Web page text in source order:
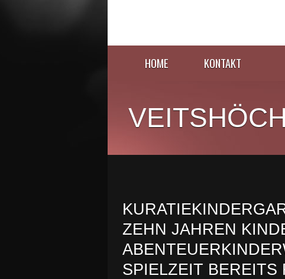
HOME KONTAKT
ZEHN JAHREN
SPIELZEIT BEREITS